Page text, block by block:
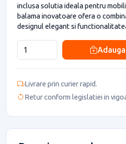
inclusa solutia ideala pentru
balama inovatoare ofera o
designul elegant si
Livrare prin curier rapid.
Retur conform legislatiei in